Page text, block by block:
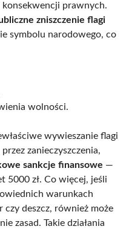
prawnych.
zniszczenie flagi
symbolu narodowego, co
wolności.
wywieszanie flagi
zanieczyszczenia,
sankcje finansowe —
5000 zł. Co więcej, jeśli
warunkach
deszcz, również może
zasad. Takie działania